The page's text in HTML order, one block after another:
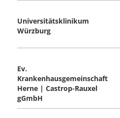
Universitätsklinikum
Würzburg
Ev.
Krankenhausgemeinschaft
Herne | Castrop-Rauxel
gGmbH